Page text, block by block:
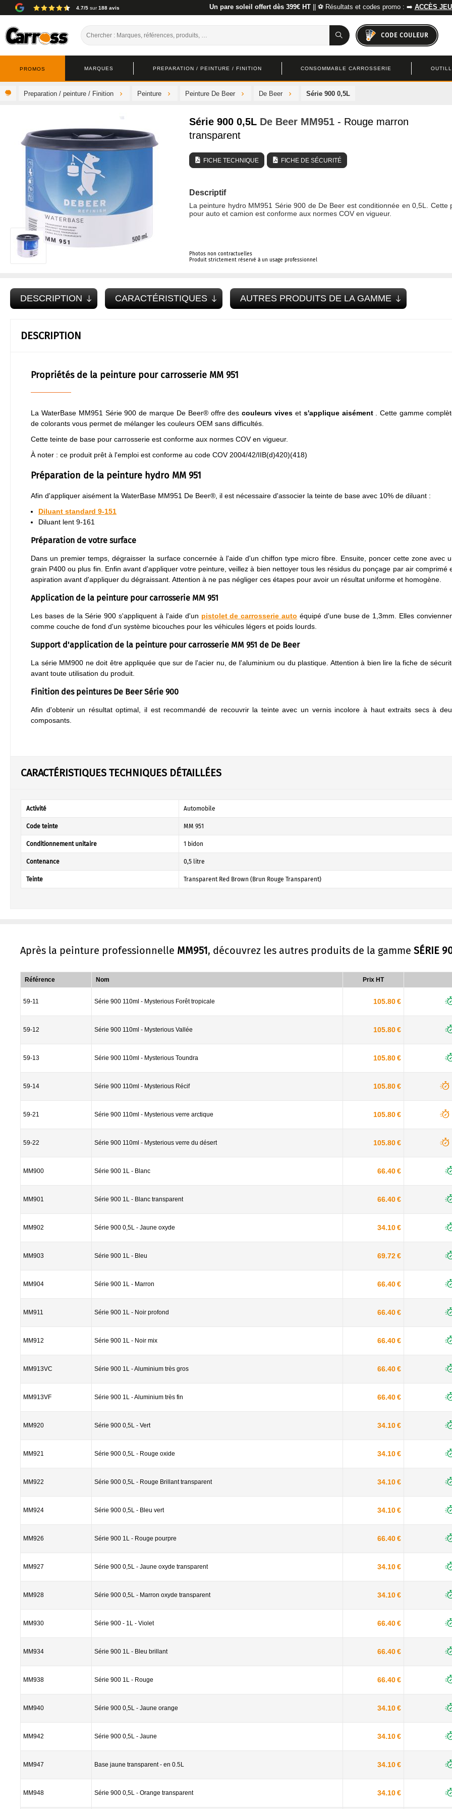
4.7/5 sur188 avis Un pare soleil offert dès 399€ HT|| ⚽ Résultats et codes promo : ➡️ ACCÈS
CODE COULEUR
PREPARATION / PEINTURE / FINITION CONSOMMABLE CARROSSERIE
MARQUES
PROMOS
Preparation / peinture / Finition Peinture Peinture De Beer De Beer Série 900 0,5L
Série 900 0,5L De Beer MM951 - Rouge marron
transparent
FICHE TECHNIQUE FICHE DE SÉCURITÉ
Descriptif
La peinture hydro MM951 Série 900 de De Beer est conditionnée en 0,5L. Cette
pour auto et camion est conforme aux normes COV en vigueur.
Photos non contractuelles
Produit strictement réservé à un usage professionnel
DESCRIPTION CARACTÉRISTIQUES AUTRES PRODUITS DE LA GAMME
DESCRIPTION
Propriétés de la peinture pour carrosserie MM 951
La WaterBase MM951 Série 900 de marque De Beer® offre descouleurs vives et s'applique aisément. Cette gamme
de colorants vous permet de mélanger les couleurs OEM sans difficultés.
Cette teinte de base pour carrosserie est conforme aux normes COV en vigueur.
À noter : ce produit prêt à l'emploi est conforme au code COV 2004/42/IIB(d)420)(418)
Préparation de la peinture hydro MM 951
Afin d'appliquer aisément la WaterBase MM951 De Beer®, il est nécessaire d'associer la teinte de base avec 10% de diluant :
Diluant standard 9-151
Diluant lent 9-161
Préparation de votre surface
Dans un premier temps, dégraisser la surface concernée à l'aide d'un chiffon type micro fibre. Ensuite, poncer cette zone avec
grain P400 ou plus fin. Enfin avant d'appliquer votre peinture, veillez à bien nettoyer tous les résidus du ponçage par air comprimé
aspiration avant d'appliquer du dégraissant. Attention à ne pas négliger ces étapes pour avoir un résultat uniforme et homogène.
Application de la peinture pour carrosserie MM 951
Les bases de la Série 900 s'appliquent à l'aide d'un pistoletde carrosserie auto équipé d'une buse de 1,3mm. Elles
comme couche de fond d'un système bicouches pour les véhicules légers et poids lourds.
Support d'application de la peinture pour carrosserie MM 951 de De Beer
La série MM900 ne doit être appliquée que sur de l'acier nu, de l'aluminium ou du plastique. Attention à bien lire la fiche de
avant toute utilisation du produit.
Finition des peintures De Beer Série 900
Afin d'obtenir un résultat optimal, il est recommandé de recouvrir la teinte avec un vernis incolore à haut extraits secs à
composants.
CARACTÉRISTIQUES TECHNIQUES DÉTAILLÉES
Activité Automobile
Code teinte MM 951
Conditionnement unitaire 1 bidon
Contenance 0,5 litre
Teinte Transparent Red Brown (Brun Rouge Transparent)
Après la peinture professionnelle MM951, découvrez les autres produits de la gamme SÉRIE
Référence Nom Prix HT
59-11 Série 900 110ml - Mysterious Forêt tropicale 105.80 €
59-12 Série 900 110ml - Mysterious Vallée 105.80 €
59-13 Série 900 110ml - Mysterious Toundra 105.80 €
59-14 Série 900 110ml - Mysterious Récif 105.80 €
59-21 Série 900 110ml - Mysterious verre arctique 105.80 €
59-22 Série 900 110ml - Mysterious verre du désert 105.80 €
MM900 Série 900 1L - Blanc 66.40 €
MM901 Série 900 1L - Blanc transparent 66.40 €
MM902 Série 900 0,5L - Jaune oxyde 34.10 €
MM903 Série 900 1L - Bleu 69.72 €
MM904 Série 900 1L - Marron 66.40 €
MM911 Série 900 1L - Noir profond 66.40 €
MM912 Série 900 1L - Noir mix 66.40 €
MM913VC Série 900 1L - Aluminium très gros 66.40 €
MM913VF Série 900 1L - Aluminium très fin 66.40 €
MM920 Série 900 0,5L - Vert 34.10 €
MM921 Série 900 0,5L - Rouge oxide 34.10 €
MM922 Série 900 0,5L - Rouge Brillant transparent 34.10 €
MM924 Série 900 0,5L - Bleu vert 34.10 €
MM926 Série 900 1L - Rouge pourpre 66.40 €
MM927 Série 900 0,5L - Jaune oxyde transparent 34.10 €
MM928 Série 900 0,5L - Marron oxyde transparent 34.10 €
MM930 Série 900 - 1L - Violet 66.40 €
MM934 Série 900 1L - Bleu brillant 66.40 €
MM938 Série 900 1L - Rouge 66.40 €
MM940 Série 900 0,5L - Jaune orange 34.10 €
MM942 Série 900 0,5L - Jaune 34.10 €
MM947 Base jaune transparent - en 0.5L 34.10 €
MM948 Série 900 0,5L - Orange transparent 34.10 €